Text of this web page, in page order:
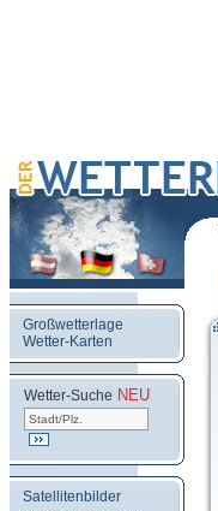
Großwetterlage
Wetter-Karten
Wetter-Suche NEU
Satellitenbilder